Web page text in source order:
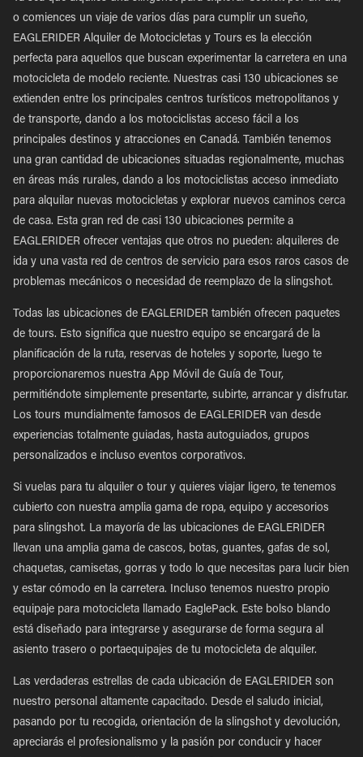
o comiences un viaje de varios días para cumplir un sueño,
EAGLERIDER Alquiler de Motocicletas y Tours es la elección
perfecta para aquellos que buscan experimentar la carretera en una
motocicleta de modelo reciente. Nuestras casi 130 ubicaciones se
extienden entre los principales centros turísticos metropolitanos y
de transporte, dando a los motociclistas acceso fácil a los
principales destinos y atracciones en Canadá. También tenemos
una gran cantidad de ubicaciones situadas regionalmente, muchas
en áreas más rurales, dando a los motociclistas acceso inmediato
para alquilar nuevas motocicletas y explorar nuevos caminos cerca
de casa. Esta gran red de casi 130 ubicaciones permite a
EAGLERIDER ofrecer ventajas que otros no pueden: alquileres de
ida y una vasta red de centros de servicio para esos raros casos de
problemas mecánicos o necesidad de reemplazo de la slingshot.
Todas las ubicaciones de EAGLERIDER también ofrecen paquetes
de tours. Esto significa que nuestro equipo se encargará de la
planificación de la ruta, reservas de hoteles y soporte, luego te
proporcionaremos nuestra App Móvil de Guía de Tour,
permitiéndote simplemente presentarte, subirte, arrancar y disfrutar.
Los tours mundialmente famosos de EAGLERIDER van desde
experiencias totalmente guiadas, hasta autoguiados, grupos
personalizados e incluso eventos corporativos.
Si vuelas para tu alquiler o tour y quieres viajar ligero, te tenemos
cubierto con nuestra amplia gama de ropa, equipo y accesorios
para slingshot. La mayoría de las ubicaciones de EAGLERIDER
llevan una amplia gama de cascos, botas, guantes, gafas de sol,
chaquetas, camisetas, gorras y todo lo que necesitas para lucir bien
y estar cómodo en la carretera. Incluso tenemos nuestro propio
equipaje para motocicleta llamado EaglePack. Este bolso blando
está diseñado para integrarse y asegurarse de forma segura al
asiento trasero o portaequipajes de tu motocicleta de alquiler.
Las verdaderas estrellas de cada ubicación de EAGLERIDER son
nuestro personal altamente capacitado. Desde el saludo inicial,
pasando por tu recogida, orientación de la slingshot y devolución,
apreciarás el profesionalismo y la pasión por conducir y hacer